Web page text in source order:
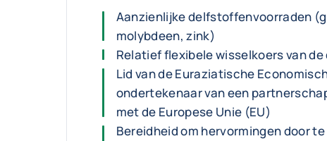
Aanzienlijke delfstoffenvoorraden
molybdeen, zink)
Relatief flexibele wisselkoers van de
Lid van de Euraziatische
ondertekenaar van een
met de Europese Unie (EU)
Bereidheid om hervormingen door